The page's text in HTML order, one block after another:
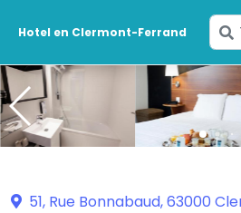
Hotel en Clermont-Ferrand
51, Rue Bonnabaud, 63000